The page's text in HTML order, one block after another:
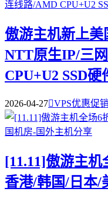
傲游主机新上美
NTT原生IP/三
CPU+U2 SSD硬
2026-04-27VPS优惠促销
[11.11]傲游主机
香港/韩国/日本/